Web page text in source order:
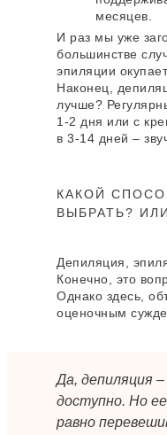
КАКОЙ
ВЫБРАТЬ?
месяцев.
Депиляция,
Конечно, это
Однако здесь,
оценочным
Да, депиляция
доступно. Но
равно
И раз мы уже
большинстве
эпиляции
Наконец,
лучше?
1-2 дня или с
в 3-14 дней –